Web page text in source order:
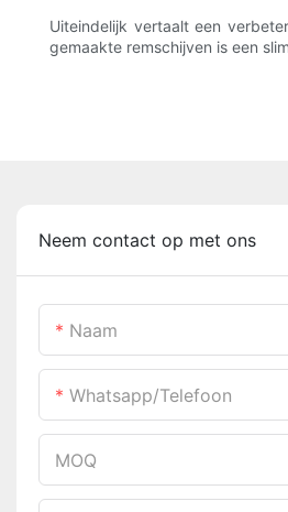
Uiteindelijk vertaalt een
gemaakte remschijven is een
Neem contact op met ons
Naam
Whatsapp/telefoon
MOQ